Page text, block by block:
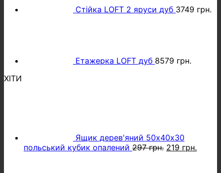
Стійка LOFT 2 яруси дуб 3749 грн.
Етажерка LOFT дуб 8579 грн.
ХІТИ
Ящик дерев'яний 50х40х30
польський кубик опалений 297грн. Оригінальна
219 грн.